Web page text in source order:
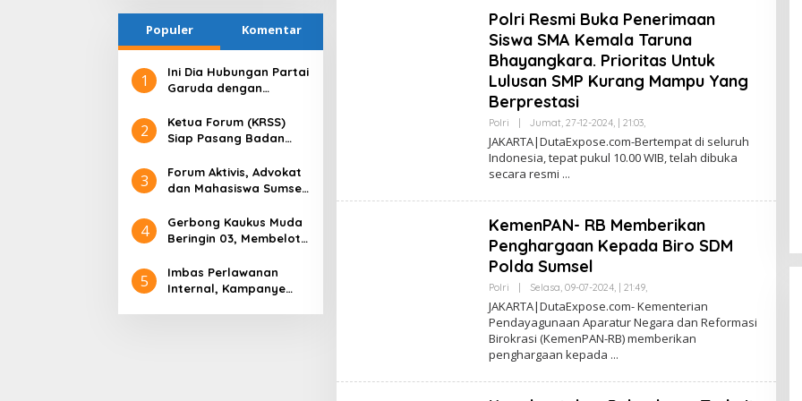
Dikembalikan
Populer Komentar
1
Ini Dia Hubungan Partai
Garuda dengan
2
Ketua Forum (KRSS)
Siap Pasang Badan
Terkait Fitnah Keji
Pembunuhan Karakter
3
Forum Aktivis, Advokat
dan Mahasiswa Sumsel
Anti Korupsi Sedunia,
Ini yang Dibahas!
4
Gerbong Kaukus Muda
Beringin 03, Membelot
Nomor Urut 3 Ganjar
Pranowo dan Mahfud
5
Imbas Perlawanan
Internal, Kampanye
U
L
A
H
L
Polri Resmi Buka Penerimaan
Siswa SMA Kemala Taruna
Bhayangkara. Prioritas Untuk
Lulusan SMP Kurang Mampu Yang
Berprestasi
Polri Jumat, 27-12-2024, | 21:03,O
E
H
F
U
L
L
B
A
I
JAKARTA|DutaExpose.com-Bertempat di seluruh
Indonesia, tepat pukul 10.00 WIB, telah dibuka
secara resmi
KemenPAN- RB Memberikan
Penghargaan Kepada Biro SDM
Polda Sumsel
Polri Selasa, 09-07-2024, | 21:49,O
E
H
S
JAKARTA|DutaExpose.com- Kementerian
Pendayagunaan Aparatur Negara dan Reformasi
Birokrasi (KemenPAN-RB) memberikan
penghargaan kepada